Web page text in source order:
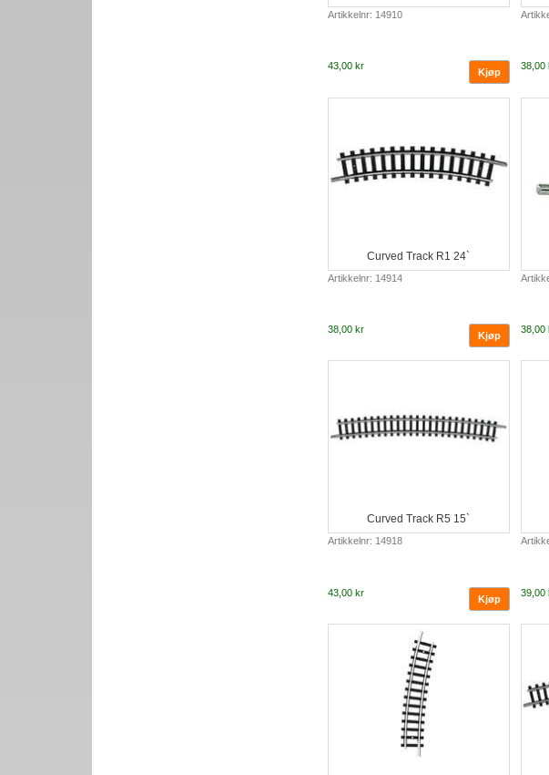
Artikkelnr: 14910
43,00 kr 38,00
Curved Track R1 24`
Artikkelnr: 14914
38,00 kr 38,00
Curved Track R5 15`
Artikkelnr: 14918
43,00 kr 39,00